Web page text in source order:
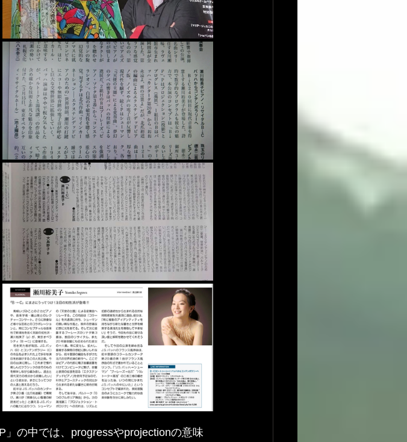
の中では、progressやprojectionの意味